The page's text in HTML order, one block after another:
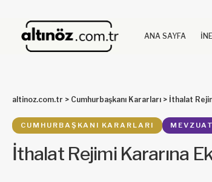
ANA SAYFA
altinoz.com.tr > Cumhurbaşkanı Kararları > İthalat
CUMHURBAŞKANI KARARLARI MEVZUAT
İthalat Rejimi Kararına